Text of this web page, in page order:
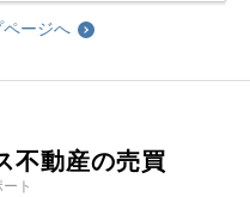
ージへ
不動産の売買
ト